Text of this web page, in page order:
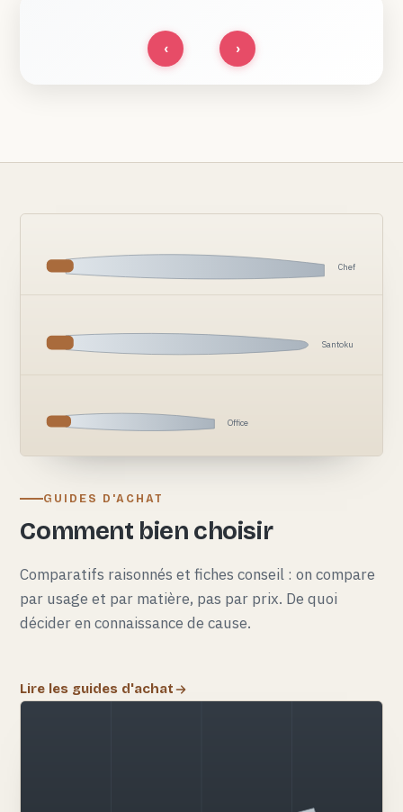
‹ ›
Chef
Santoku
Office
GUIDES D'ACHAT
Comment bien choisir
Comparatifs raisonnés et fiches conseil : on compare
par usage et par matière, pas par prix. De quoi
décider en connaissance de cause.
Lire les guides d'achat